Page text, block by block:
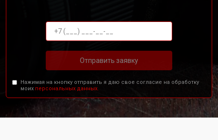
Отправить заявку
Нажимая на кнопку отправить я даю свое согласие на обработку
моих персональных данных.